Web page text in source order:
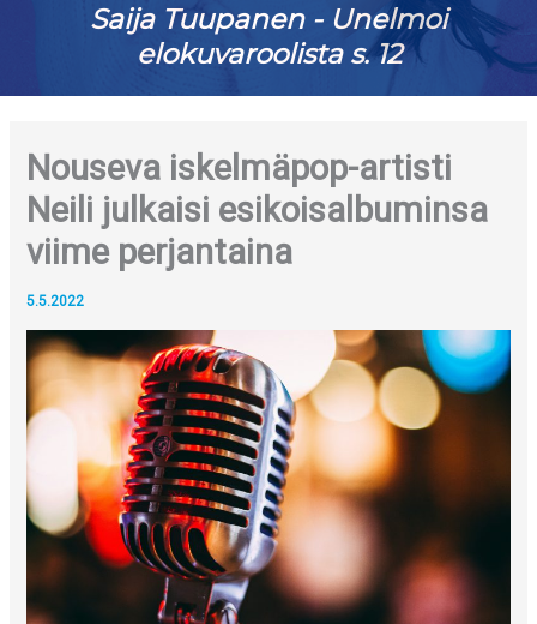
Saija Tuupanen - Unelmoi
elokuvaroolista s. 12
Nouseva iskelmäpop-artisti
Neili julkaisi esikoisalbuminsa
viime perjantaina
5.5.2022